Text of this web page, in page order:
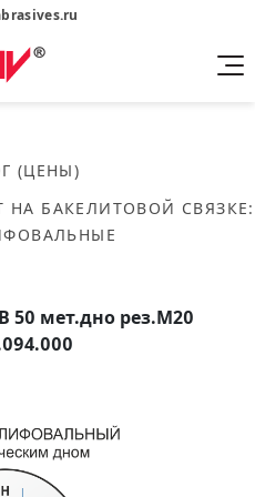
продукцию
(ЦЕНЫ)
БАКЕЛИТОВОЙ СВЯЗКЕ:
50 мет.дно рез.М20